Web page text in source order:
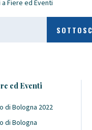
Fiere ed Eventi
ed Eventi
di Bologna 2022
di Bologna